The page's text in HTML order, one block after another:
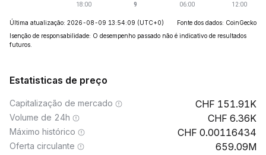
Última atualização: 2026-08-09 13:54:09 (UTC+0)
Fonte dos dados: CoinGecko
Isenção de responsabilidade: O desempenho passado não é indicativo de resultados
futuros.
Estatisticas de preço
Capitalização de mercado 151.91K
Volume de 24h 6.36K
Máximo histórico 0.00116434
Oferta circulante 659.09M